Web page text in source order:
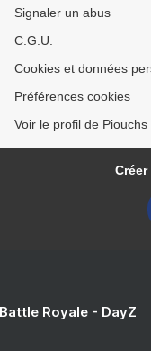
Signaler un abus
C.G.U.
Cookies et données
Préférences cookies
Voir le profil de
Royale - DayZ